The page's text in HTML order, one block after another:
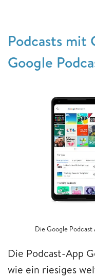
Podcasts mit
Google
Die Google
Die Podcast-App
wie ein riesiges